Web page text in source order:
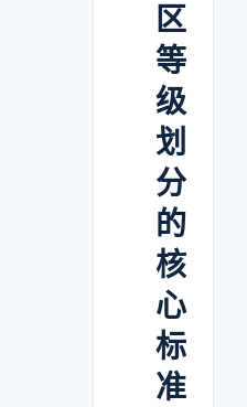
区
等
级
划
分
的
核
心
标
准